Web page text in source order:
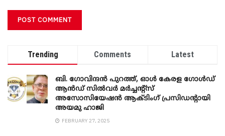
Trending Comments Latest
ബി. ​ഗോവിന്ദൻ പുറത്ത്, ഓൾ കേരള ഗോൾഡ്
ആൻഡ് സിൽവർ മർച്ചന്റ്സ്
അസോസിയേഷൻ ആക്ടിംഗ് പ്രസിഡന്റായി
അയമു ഹാജി
FEBRUARY 27, 2025